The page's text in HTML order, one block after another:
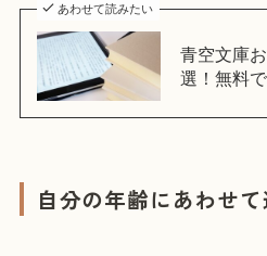
あわせて読みたい
青空文庫
選！無料
自分の年齢にあわせ